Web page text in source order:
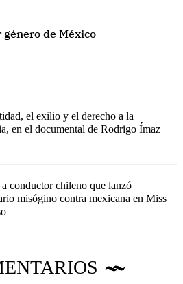
de México
el exilio y el derecho a la
en el documental de Rodrigo Ímaz
conductor chileno que lanzó
misógino contra mexicana en Miss